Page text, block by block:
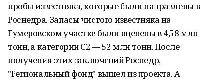
пробы известняка, которые были направлены в
Роснедра. Запасы чистого известняка на
Гумеровском участке были оценены в 4,58 млн
тонн, а категории С2 — 52 млн тонн. После
получения этих заключений Роснедр,
"Региональный фонд" вышел из проекта. А